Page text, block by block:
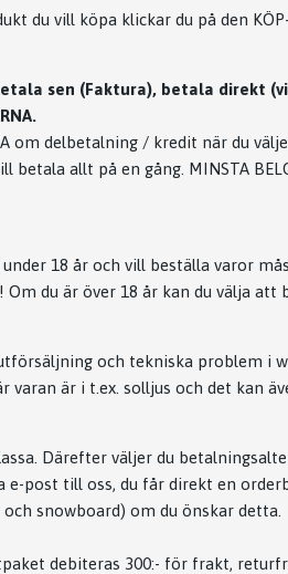
du vill köpa klickar du på den
sen (Faktura), betala direkt
om delbetalning / kredit när du
allt på en gång. MINSTA
under 18 år och vill beställa varor
Om du är över 18 år kan du välja
och tekniska problem i
är i t.ex. solljus och det kan
Därefter väljer du
e-post till oss, du får direkt en
snowboard) om du önskar detta.
debiteras 300:- för frakt,